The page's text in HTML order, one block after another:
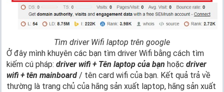
Tìm driver Wifi laptop trên google
Ở đây mình khuyên các bạn tìm driver Wifi bằng cách tìm
kiếm cú pháp: driver wifi + Tên laptop của bạn hoặc driver
wifi + tên mainboard / tên card wifi của bạn. Kết quả trả về
thường là trang chủ của hãng sản xuất laptop, hãng sản xuất